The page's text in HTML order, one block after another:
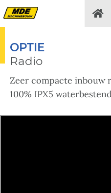
OPTIE
Radio
Zeer compacte inbouw
100% IPX5